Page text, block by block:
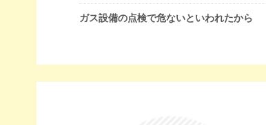
ガス設備の点検で危ないといわれたから